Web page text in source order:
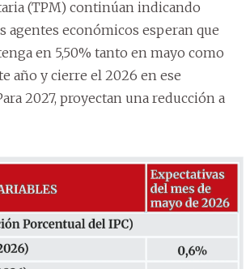
(TPM) continúan indicando
agentes económicos esperan que
en 5,50% tanto en mayo como
año y cierre el 2026 en ese
2027, proyectan una reducción a